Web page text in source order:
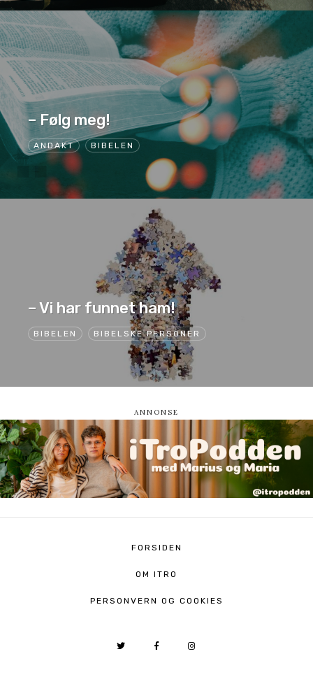
ANDAKT BIBELEN
– Følg meg!
BIBELEN BIBELSKE PERSONER
– Vi har funnet ham!
FORSIDEN
OM ITRO
PERSONVERN OG COOKIES